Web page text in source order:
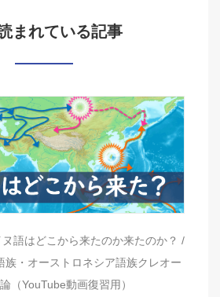
まれている記事
ヌ語はどこから来たのか来たのか？ /
族・オーストロネシア語族クレオー
（YouTube動画復習用）